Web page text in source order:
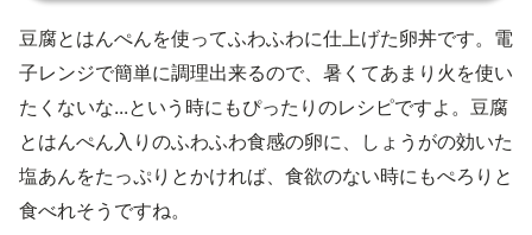
豆腐とはんぺんを使ってふわふわに仕上げた卵丼です。電
子レンジで簡単に調理出来るので、暑くてあまり火を使い
たくないな...という時にもぴったりのレシピですよ。豆腐
とはんぺん入りのふわふわ食感の卵に、しょうがの効いた
塩あんをたっぷりとかければ、食欲のない時にもぺろりと
食べれそうですね。